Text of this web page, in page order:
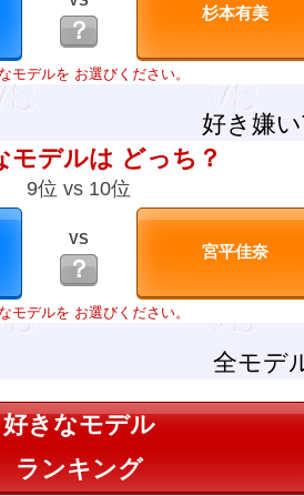
？
モデルを お選びください。
好き嫌
モデルは どっち？
9位 vs 10位
VS
？
モデルを お選びください。
全モデ
好きなモデル
ランキング